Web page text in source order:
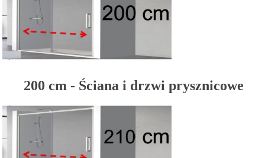
200 cm - Ściana i drzwi prysznicowe